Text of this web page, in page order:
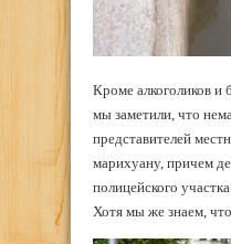
Кроме алкоголиков и
мы заметили, что
представителей
марихуану, причем
полицейского
Хотя мы же знаем, что